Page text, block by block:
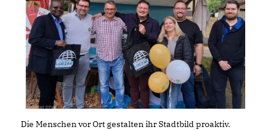
Die Menschen vor Ort gestalten ihr Stadtbild proaktiv.